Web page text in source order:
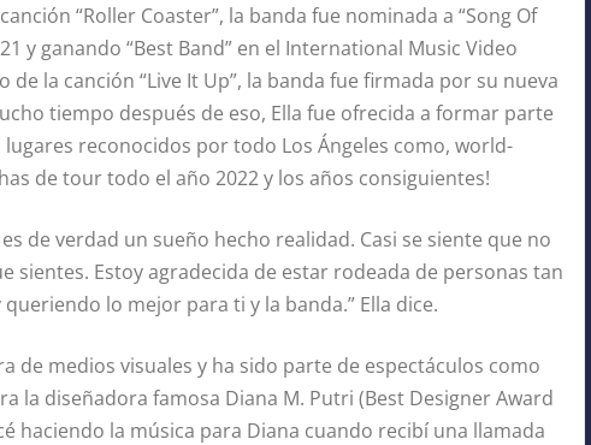
“Roller Coaster”, la banda fue nominada a “Song Of
y ganando “Best Band” en el International Music Video
la canción “Live It Up”, la banda fue firmada por su nueva
tiempo después de eso, Ella fue ofrecida a formar parte
reconocidos por todo Los Ángeles como, world-
de tour todo el año 2022 y los años consiguientes!
de verdad un sueño hecho realidad. Casi se siente que no
sientes. Estoy agradecida de estar rodeada de personas tan
lo mejor para ti y la banda.” Ella dice.
de medios visuales y ha sido parte de espectáculos como
la diseñadora famosa Diana M. Putri (Best Designer Award
haciendo la música para Diana cuando recibí una llamada